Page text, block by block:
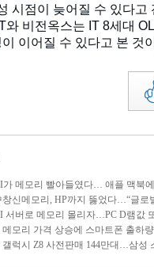
시점이 늦어질 수 있다
와 비전옥스는 IT 8세대
이어질 수 있다고 본 것
메모리 빨아들였다… 애플 맥북에
신메모리, HP까지 뚫었다…“글로
서버로 메모리 몰리자…PC D램값
모리 가격 상승에 스마트폰 출하
럭시 Z8 사전판매 144만대…삼성